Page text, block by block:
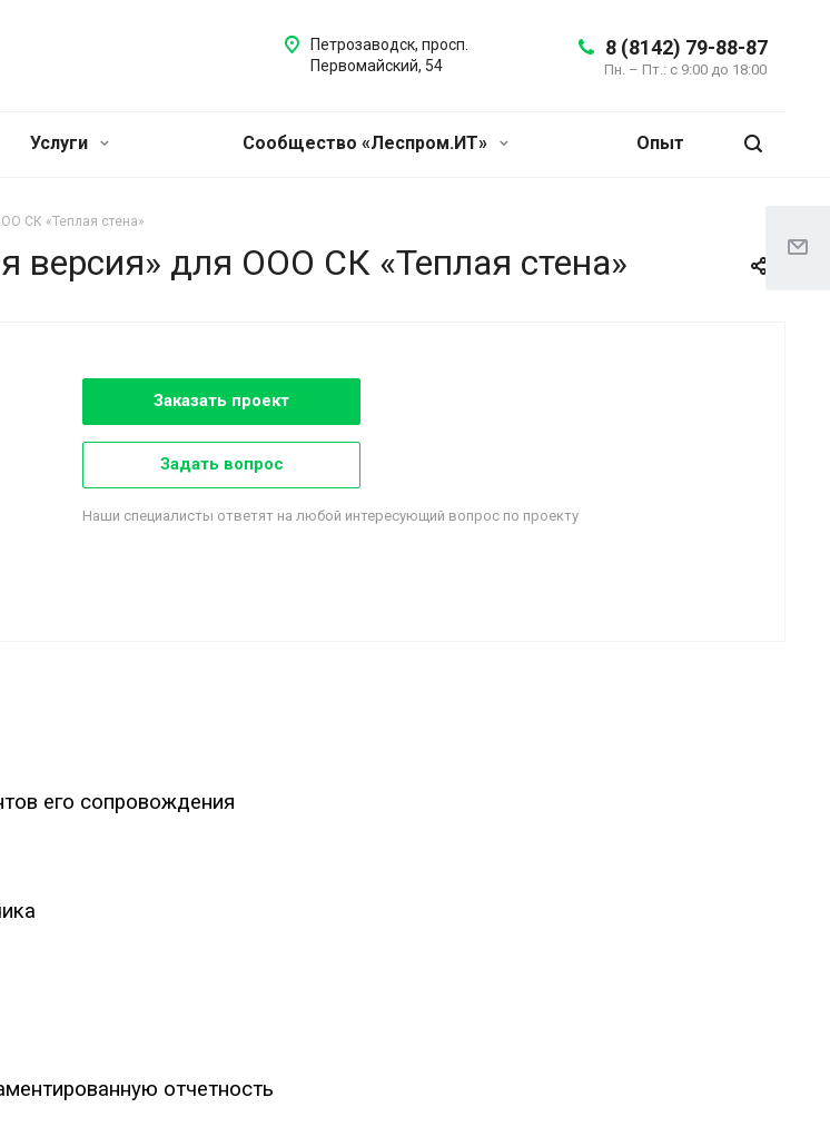
8 (8142) 79-88-87
Пн. – Пт.: с 9:00 до 18:00
Петрозаводск, просп.
Первомайский, 54
Услуги Сообщество «Леспром.ИТ» Опыт
СК «Теплая стена»
версия» для ООО СК «Теплая стена»
Заказать проект
Задать вопрос
Наши специалисты ответят на любой интересующий вопрос по проекту
его сопровождения
отчетность